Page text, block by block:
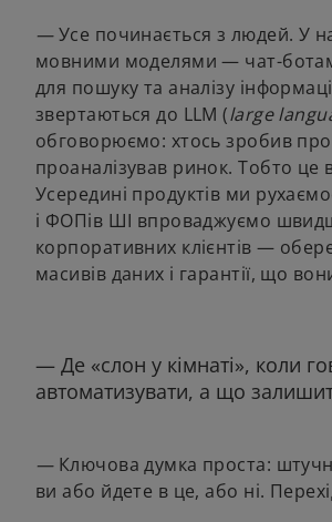
—Усе починається з людей. У
мовними моделями — чат-
для пошуку та аналізу
звертаються до LLM (large
обговорюємо: хтось зробив
проаналізував ринок. Тобто це
Усередині продуктів ми
і ФОПів ШІ впроваджуємо
корпоративних клієнтів —
масивів даних і гарантії, що
— Де «слон у кімнаті», коли
автоматизувати, а що
— Ключова думка проста:
ви або йдете в це, або ні.